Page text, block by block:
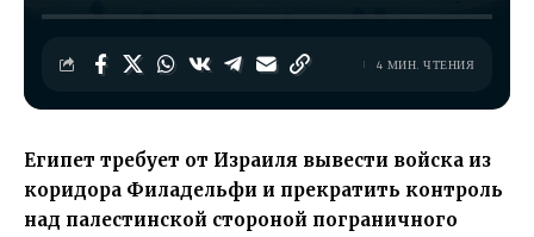
4 МИН. ЧТЕНИЯ
Египет требует от Израиля вывести войска из
коридора Филадельфи и прекратить контроль
над палестинской стороной пограничного